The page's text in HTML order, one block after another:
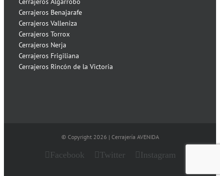
Cerrajeros Benajarafe
Cerrajeros Valleniza
Cerrajeros Torrox
Cerrajeros Nerja
Cerrajeros Frigiliana
Cerrajeros Rincón de la Victoria
© Copyright 2026 | Cerrajería AVENIDA
Facebook Twitter Instagram